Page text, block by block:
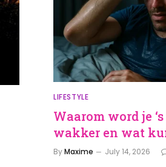
LIFESTYLE
Waarom word je
wakker en wat
ByMaxime July 14, 2026